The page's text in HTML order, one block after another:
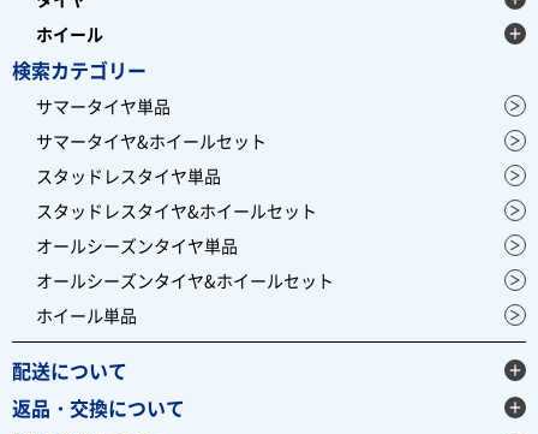
ホイール
検索カテゴリー
サマータイヤ単品
サマータイヤ&ホイールセット
スタッドレスタイヤ単品
スタッドレスタイヤ&ホイールセット
オールシーズンタイヤ単品
オールシーズンタイヤ&ホイールセット
ホイール単品
配送について
返品・交換について